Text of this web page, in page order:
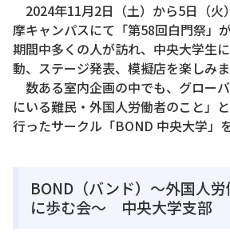
2024年11月2日（土）から5日（火
摩キャンパスにて「第58回白門祭」
期間中多くの人が訪れ、中央大学生
動、ステージ発表、模擬店を楽しみま
数ある室内企画の中でも、グロー
にいる難民・外国人労働者のこと」
行ったサークル「BOND 中央大学」
BOND（バンド）～外国人
に歩む会～ 中央大学支部